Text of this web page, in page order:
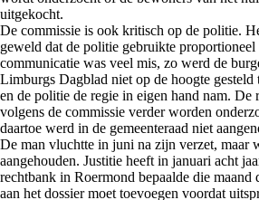
uitgekocht.
De commissie is ook kritisch op de politie.
geweld dat de politie gebruikte
communicatie was veel mis, zo werd de
Limburgs Dagblad niet op de hoogte gesteld
en de politie de regie in eigen hand nam. De
volgens de commissie verder worden
daartoe werd in de gemeenteraad niet
De man vluchtte in juni na zijn verzet, maar
aangehouden. Justitie heeft in januari acht
rechtbank in Roermond bepaalde die maand
aan het dossier moet toevoegen voordat